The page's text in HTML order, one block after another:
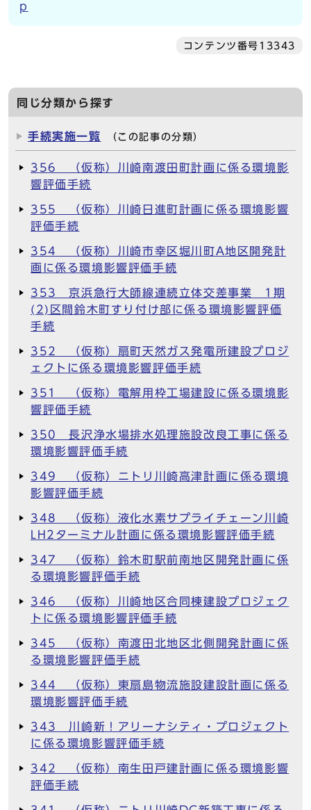
p
コンテンツ番号13343
同じ分類から探す
手続実施一覧 （この記事の分類）
356 （仮称）川崎南渡田町計画に係る環境影
響評価手続
355 （仮称）川崎日進町計画に係る環境影響
評価手続
354 （仮称）川崎市幸区堀川町A地区開発計
画に係る環境影響評価手続
353 京浜急行大師線連続立体交差事業 1期
(2)区間鈴木町すり付け部に係る環境影響評価
手続
352 （仮称）扇町天然ガス発電所建設プロジ
ェクトに係る環境影響評価手続
351 （仮称）電解用枠工場建設に係る環境影
響評価手続
350 長沢浄水場排水処理施設改良工事に係る
環境影響評価手続
349 （仮称）ニトリ川崎高津計画に係る環境
影響評価手続
348 （仮称）液化水素サプライチェーン川崎
LH2ターミナル計画に係る環境影響評価手続
347 （仮称）鈴木町駅前南地区開発計画に係
る環境影響評価手続
346 （仮称）川崎地区合同棟建設プロジェク
トに係る環境影響評価手続
345 （仮称）南渡田北地区北側開発計画に係
る環境影響評価手続
344 （仮称）東扇島物流施設建設計画に係る
環境影響評価手続
343 川崎新！アリーナシティ・プロジェクト
に係る環境影響評価手続
342 （仮称）南生田戸建計画に係る環境影響
評価手続